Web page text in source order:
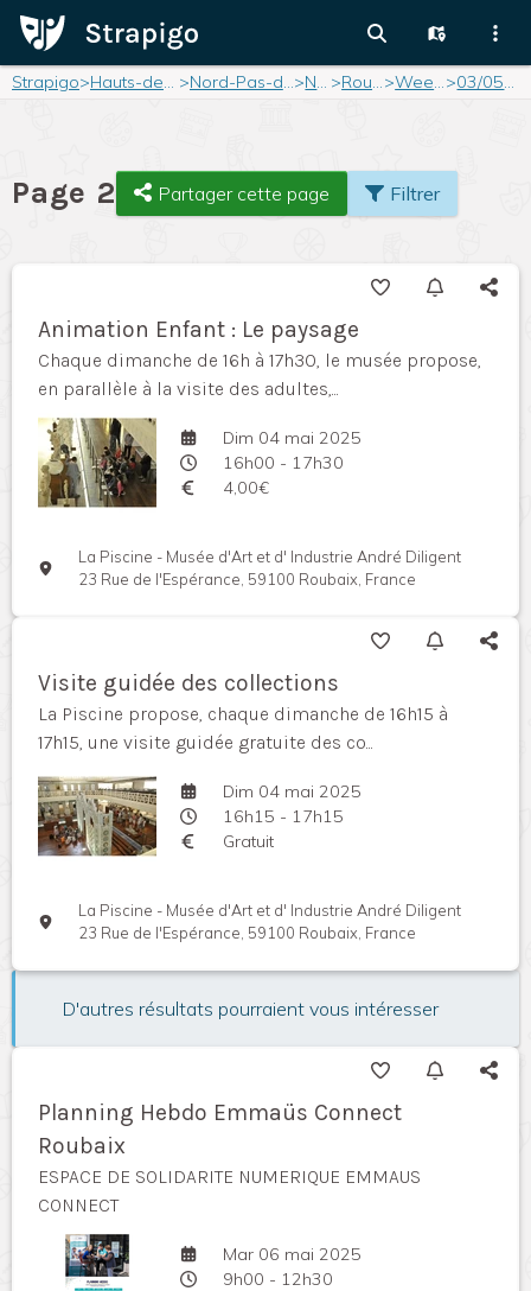
Strapigo> Hauts-de-France > Nord-Pas-de-Calais> Nord > Roubaix> Weekend> 03/05/2025
Page 2 Partager cette page Filtrer
Animation Enfant : Le paysage
Chaque dimanche de 16h à 17h30, le musée propose,
en parallèle à la visite des adultes,...
Dim 04 mai 2025
16h00 - 17h30
4,00€
La Piscine - Musée d'Art et d' Industrie André Diligent
23 Rue de l'Espérance, 59100 Roubaix, France
Visite guidée des collections
La Piscine propose, chaque dimanche de 16h15 à
17h15, une visite guidée gratuite des co...
Dim 04 mai 2025
16h15 - 17h15
Gratuit
La Piscine - Musée d'Art et d' Industrie André Diligent
23 Rue de l'Espérance, 59100 Roubaix, France
D'autres résultats pourraient vous intéresser
Planning Hebdo Emmaüs Connect
Roubaix
ESPACE DE SOLIDARITE NUMERIQUE EMMAUS
CONNECT
Mar 06 mai 2025
9h00 - 12h30